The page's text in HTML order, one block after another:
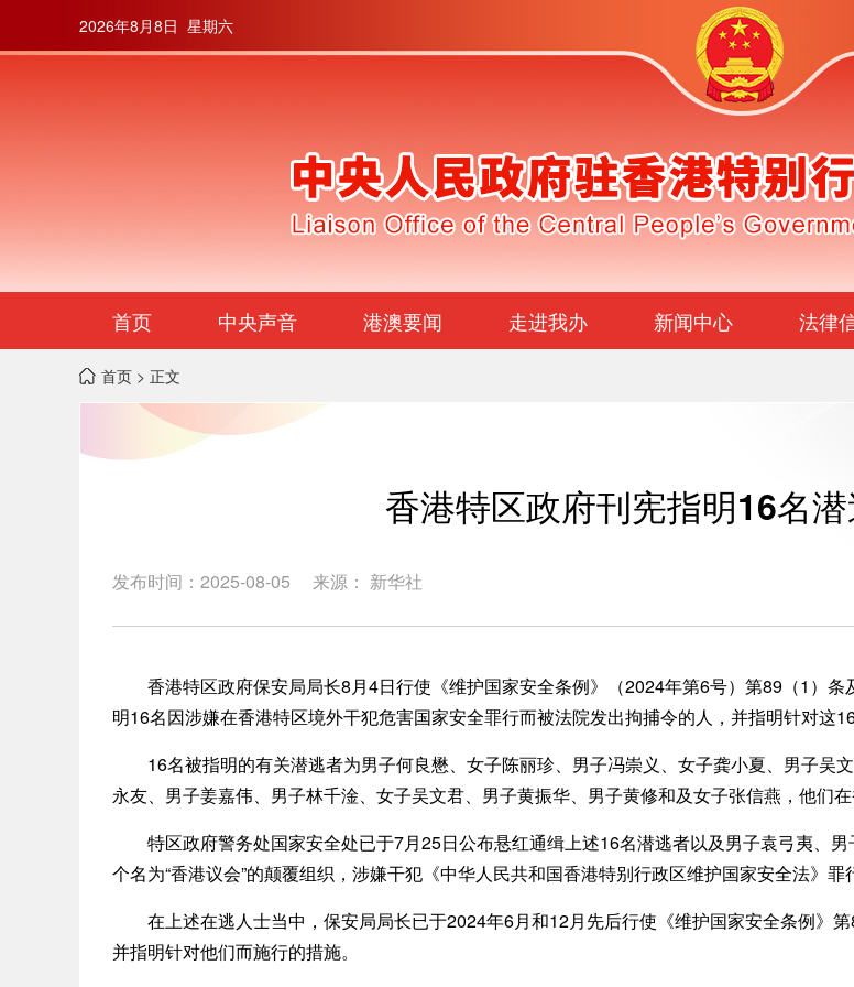
2026年8月8日 星期六
首页 中央声音 港澳要闻 走进我办 新闻中心 法律
首页 > 正文
香港特区政府刊宪指明16名
发布时间：2025-08-05 来源： 新华社
香港特区政府保安局局长8月4日行使《维护国家安全条例》（2024年第6号）第89（1）条
明16名因涉嫌在香港特区境外干犯危害国家安全罪行而被法院发出拘捕令的人，并指明针对这
16名被指明的有关潜逃者为男子何良懋、女子陈丽珍、男子冯崇义、女子龚小夏、男子吴
永友、男子姜嘉伟、男子林千淦、女子吴文君、男子黄振华、男子黄修和及女子张信燕，他们
特区政府警务处国家安全处已于7月25日公布悬红通缉上述16名潜逃者以及男子袁弓夷、
个名为“香港议会”的颠覆组织，涉嫌干犯《中华人民共和国香港特别行政区维护国家安全法》
在上述在逃人士当中，保安局局长已于2024年6月和12月先后行使《维护国家安全条例》第
并指明针对他们而施行的措施。